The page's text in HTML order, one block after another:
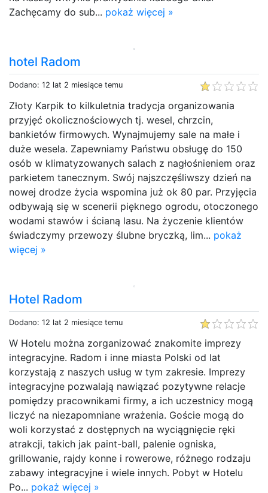
Zachęcamy do sub... pokaż więcej »
hotel Radom
Dodano: 12 lat 2 miesiące temu
Złoty Karpik to kilkuletnia tradycja organizowania
przyjęć okolicznościowych tj. wesel, chrzcin,
bankietów firmowych. Wynajmujemy sale na małe i
duże wesela. Zapewniamy Państwu obsługę do 150
osób w klimatyzowanych salach z nagłośnieniem oraz
parkietem tanecznym. Swój najszczęśliwszy dzień na
nowej drodze życia wspomina już ok 80 par. Przyjęcia
odbywają się w scenerii pięknego ogrodu, otoczonego
wodami stawów i ścianą lasu. Na życzenie klientów
świadczymy przewozy ślubne bryczką, lim... pokaż
więcej »
Hotel Radom
Dodano: 12 lat 2 miesiące temu
W Hotelu można zorganizować znakomite imprezy
integracyjne. Radom i inne miasta Polski od lat
korzystają z naszych usług w tym zakresie. Imprezy
integracyjne pozwalają nawiązać pozytywne relacje
pomiędzy pracownikami firmy, a ich uczestnicy mogą
liczyć na niezapomniane wrażenia. Goście mogą do
woli korzystać z dostępnych na wyciągnięcie ręki
atrakcji, takich jak paint-ball, palenie ogniska,
grillowanie, rajdy konne i rowerowe, różnego rodzaju
zabawy integracyjne i wiele innych. Pobyt w Hotelu
Po... pokaż więcej »